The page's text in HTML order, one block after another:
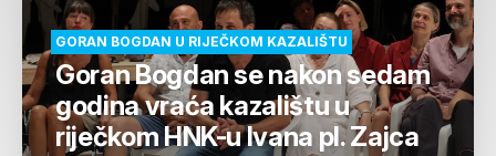
GORAN BOGDAN U RIJEČKOM KAZALIŠTU
Goran Bogdan se nakon sedam
godina vraća kazalištu u
riječkom HNK-u Ivana pl. Zajca